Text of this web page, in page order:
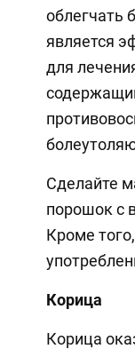
облегчать
является
для
Сделайте
порошок с
Кроме
Корица
Корица